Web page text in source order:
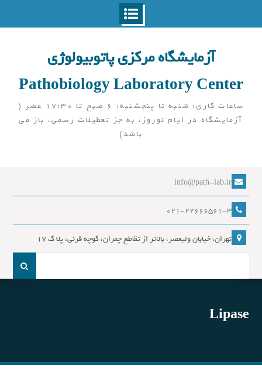
آزمایشگاه مرکزی پاتوبیولوژی
Pathobiology Laboratory Center
ساعات کاری: شنبه تا پنجشنبه: 6 صبح تا 17:30 عصر (
آزمایشگاه در ایام نوروز، به جز تعطیلات رسمی، باز می
باشد)
info@path-lab.ir
021-22666561-3
تهران، خیابان ولیعصر، بالاتر از تقاطع چمران، کوچه قرنی، پلا ک 17
جست
Lipase